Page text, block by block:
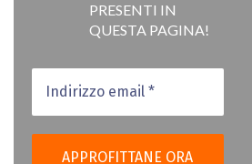
PRESENTI IN
QUESTA PAGINA!